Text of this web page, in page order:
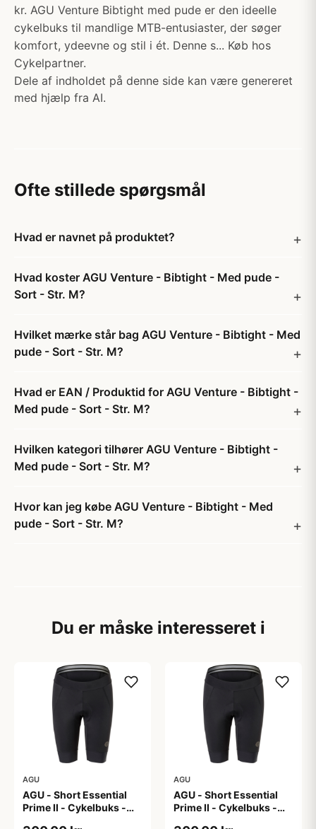
kr. AGU Venture Bibtight med pude er den ideelle
cykelbuks til mandlige MTB-entusiaster, der søger
komfort, ydeevne og stil i ét. Denne s... Køb hos
Cykelpartner.
Dele af indholdet på denne side kan være genereret
med hjælp fra AI.
Ofte stillede spørgsmål
Hvad er navnet på produktet?
Hvad koster AGU Venture - Bibtight - Med pude -
Sort - Str. M?
Hvilket mærke står bag AGU Venture - Bibtight - Med
pude - Sort - Str. M?
Hvad er EAN / Produktid for AGU Venture - Bibtight -
Med pude - Sort - Str. M?
Hvilken kategori tilhører AGU Venture - Bibtight -
Med pude - Sort - Str. M?
Hvor kan jeg købe AGU Venture - Bibtight - Med
pude - Sort - Str. M?
Du er måske interesseret i
AGU
AGU - Short Essential
Prime II - Cykelbuks -
AGU
AGU - Short Essential
Prime II - Cykelbuks -